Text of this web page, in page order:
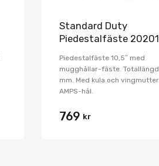
Standard Duty
Piedestalfäste
Piedestalfäste 10,5″ med
mugghållar-fäste.
mm. Med kula och vingmutter.
AMPS-hål.
769 kr